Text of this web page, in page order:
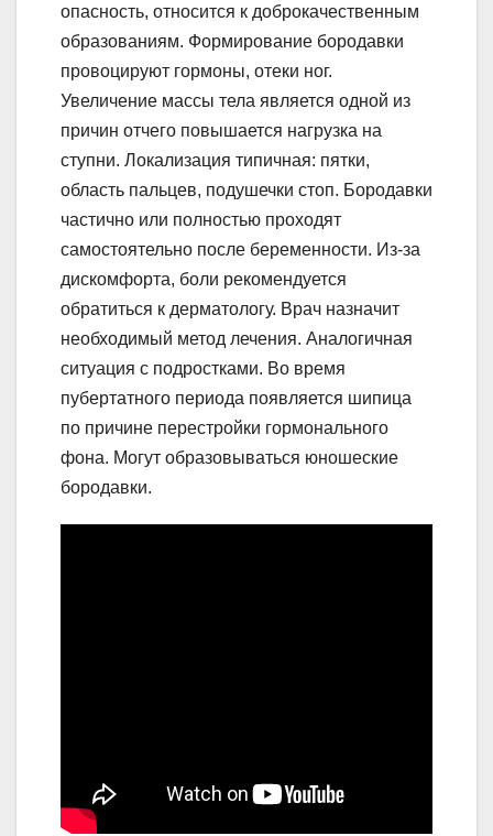
опасность, относится к доброкачественным
образованиям. Формирование бородавки
провоцируют гормоны, отеки ног.
Увеличение массы тела является одной из
причин отчего повышается нагрузка на
ступни. Локализация типичная: пятки,
область пальцев, подушечки стоп. Бородавки
частично или полностью проходят
самостоятельно после беременности. Из-за
дискомфорта, боли рекомендуется
обратиться к дерматологу. Врач назначит
необходимый метод лечения. Аналогичная
ситуация с подростками. Во время
пубертатного периода появляется шипица
по причине перестройки гормонального
фона. Могут образовываться юношеские
бородавки.